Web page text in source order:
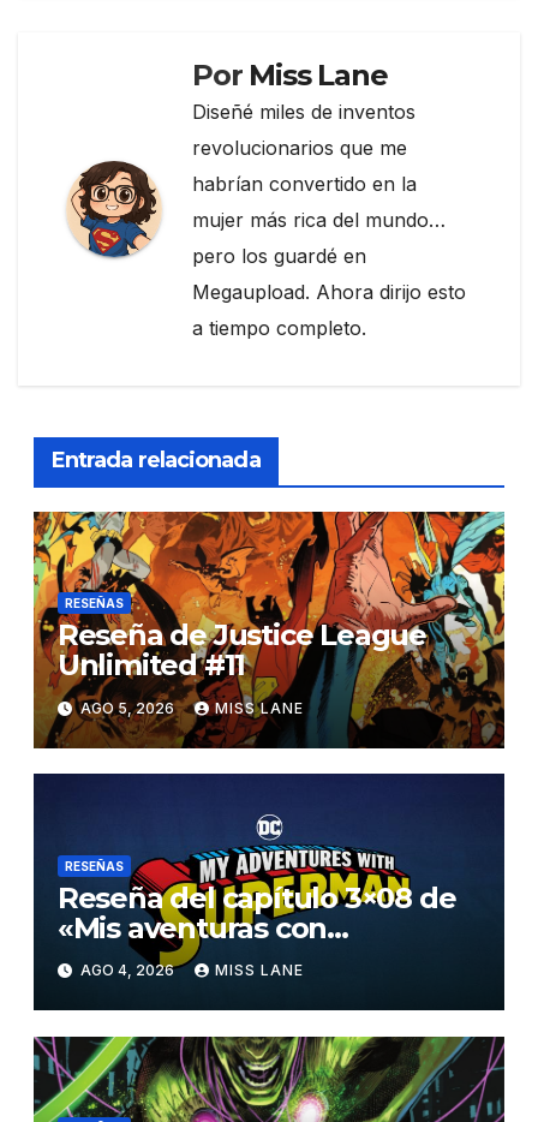
Por Miss Lane
Diseñé miles de inventos
revolucionarios que me
habrían convertido en la
mujer más rica del mundo…
pero los guardé en
Megaupload. Ahora dirijo esto
a tiempo completo.
Entrada relacionada
RESEÑAS
Reseña de Justice League
Unlimited #11
AGO 5, 2026 MISS LANE
RESEÑAS
Reseña del capítulo 3×08 de
«Mis aventuras con
Superman»
AGO 4, 2026 MISS LANE